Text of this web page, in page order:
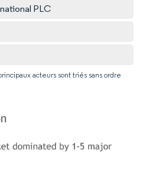
PLC
acteurs sont triés sans ordre